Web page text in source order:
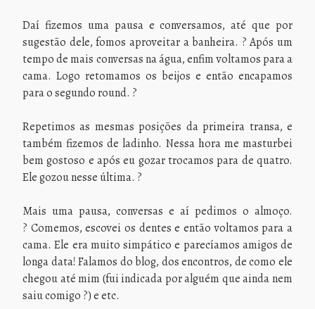
Daí fizemos uma pausa e conversamos, até que por
sugestão dele, fomos aproveitar a banheira. ? Após um
tempo de mais conversas na água, enfim voltamos para a
cama. Logo retomamos os beijos e então encapamos
para o segundo round. ?
Repetimos as mesmas posições da primeira transa, e
também fizemos de ladinho. Nessa hora me masturbei
bem gostoso e após eu gozar trocamos para de quatro.
Ele gozou nesse última. ?
Mais uma pausa, conversas e aí pedimos o almoço.
? Comemos, escovei os dentes e então voltamos para a
cama. Ele era muito simpático e parecíamos amigos de
longa data! Falamos do blog, dos encontros, de como ele
chegou até mim (fui indicada por alguém que ainda nem
saiu comigo ?) e etc.